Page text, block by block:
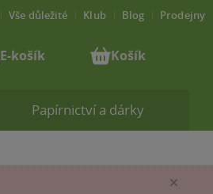
Papírnictví a dárky
Vše důležité Klub Blog Prodejny
E-košík Košík